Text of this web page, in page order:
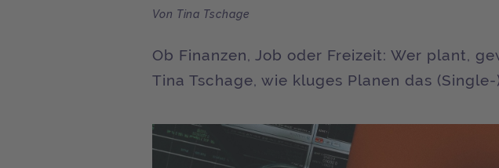
Von Tina Tschage
Ob Finanzen, Job oder Freizeit: Wer plant,
Tina Tschage, wie kluges Planen das